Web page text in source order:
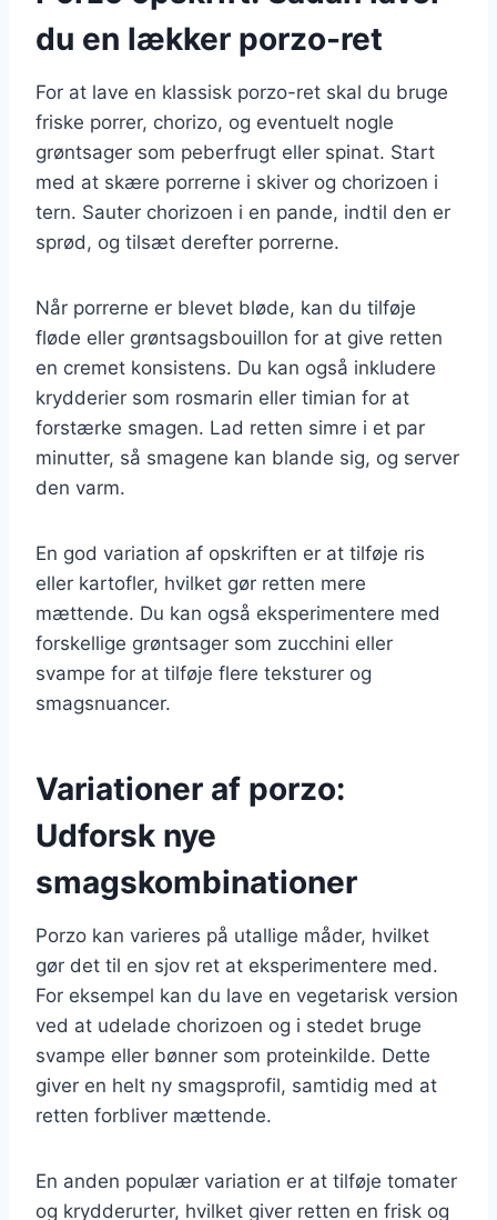
du en lækker porzo-ret
For at lave en klassisk porzo-ret skal du bruge
friske porrer, chorizo, og eventuelt nogle
grøntsager som peberfrugt eller spinat. Start
med at skære porrerne i skiver og chorizoen i
tern. Sauter chorizoen i en pande, indtil den er
sprød, og tilsæt derefter porrerne.
Når porrerne er blevet bløde, kan du tilføje
fløde eller grøntsagsbouillon for at give retten
en cremet konsistens. Du kan også inkludere
krydderier som rosmarin eller timian for at
forstærke smagen. Lad retten simre i et par
minutter, så smagene kan blande sig, og server
den varm.
En god variation af opskriften er at tilføje ris
eller kartofler, hvilket gør retten mere
mættende. Du kan også eksperimentere med
forskellige grøntsager som zucchini eller
svampe for at tilføje flere teksturer og
smagsnuancer.
Variationer af porzo:
Udforsk nye
smagskombinationer
Porzo kan varieres på utallige måder, hvilket
gør det til en sjov ret at eksperimentere med.
For eksempel kan du lave en vegetarisk version
ved at udelade chorizoen og i stedet bruge
svampe eller bønner som proteinkilde. Dette
giver en helt ny smagsprofil, samtidig med at
retten forbliver mættende.
En anden populær variation er at tilføje tomater
og krydderurter, hvilket giver retten en frisk og